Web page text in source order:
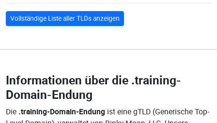
Vollständige Liste aller TLDs anzeigen
Informationen über die .training-
Domain-Endung
Die .training-Domain-Endung ist eine gTLD (Generische Top-